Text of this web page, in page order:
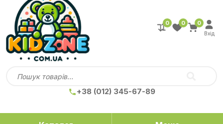
+38 (012) 345-67-89
0 0 0
Вхід